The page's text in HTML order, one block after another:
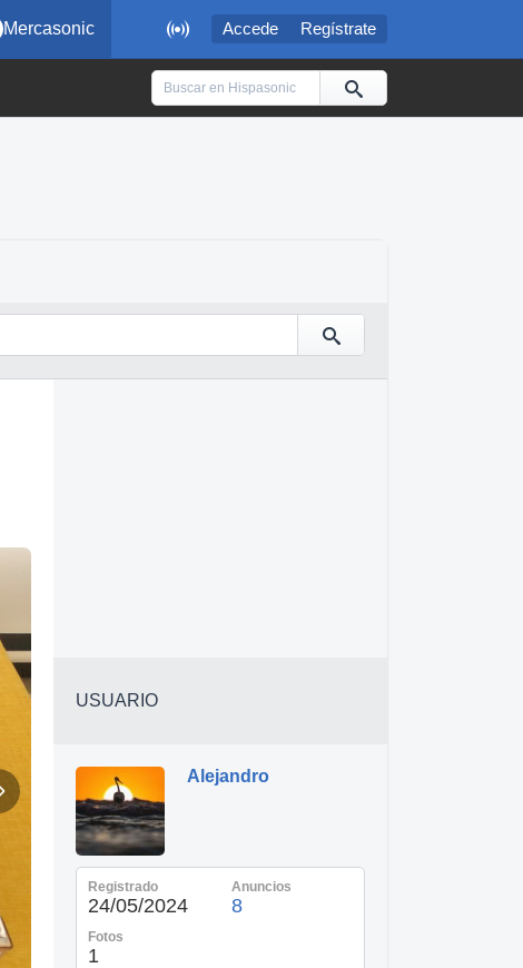
 Accede Regístrate
Mercasonic
USUARIO
Alejandro
Registrado
24/05/2024
Anuncios
8
Fotos
1